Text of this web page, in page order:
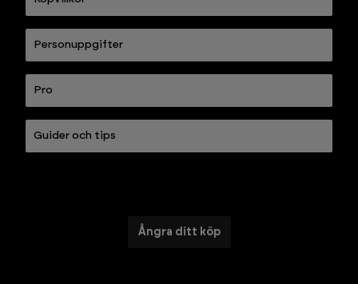
Personuppgifter
Pro
Guider och tips
Ångra ditt köp